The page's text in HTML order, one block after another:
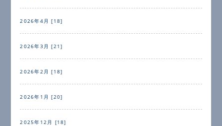
2026年4月 [18]
2026年3月 [21]
2026年2月 [18]
2026年1月 [20]
2025年12月 [18]